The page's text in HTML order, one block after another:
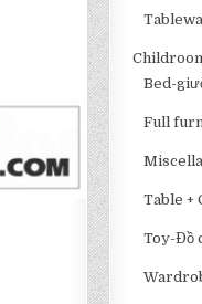
Bed-
Full
Table +
Toy-Đồ